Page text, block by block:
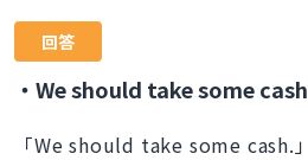
回答
・We should take some
「We should take some cash.